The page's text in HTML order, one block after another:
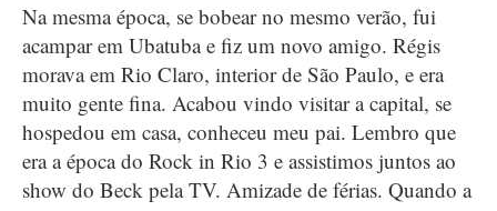
Na mesma época, se bobear no mesmo verão, fui
acampar em Ubatuba e fiz um novo amigo. Régis
morava em Rio Claro, interior de São Paulo, e era
muito gente fina. Acabou vindo visitar a capital, se
hospedou em casa, conheceu meu pai. Lembro que
era a época do Rock in Rio 3 e assistimos juntos ao
show do Beck pela TV. Amizade de férias. Quando a